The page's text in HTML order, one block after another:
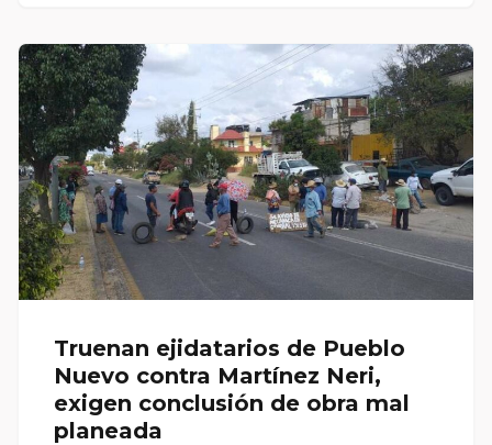
Truenan ejidatarios de Pueblo
Nuevo contra Martínez Neri,
exigen conclusión de obra mal
planeada